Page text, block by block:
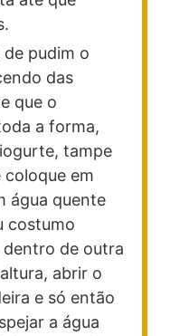
de pudim o
das
que o
a forma,
tampe
coloque em
água quente
costumo
de outra
abrir o
e só então
a água